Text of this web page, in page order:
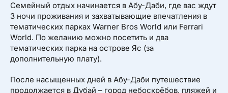
Семейный отдых начинается в Абу-Даби, где вас ждут
3 ночи проживания и захватывающие впечатления в
тематических парках Warner Bros World или Ferrari
World. По желанию можно посетить и два
тематических парка на острове Яс (за
дополнительную плату).
После насыщенных дней в Абу-Даби путешествие
продолжается в Дубай – город небоскрёбов, пляжей и